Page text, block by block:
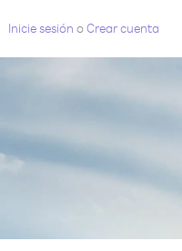
Inicie sesión oCrear cuenta